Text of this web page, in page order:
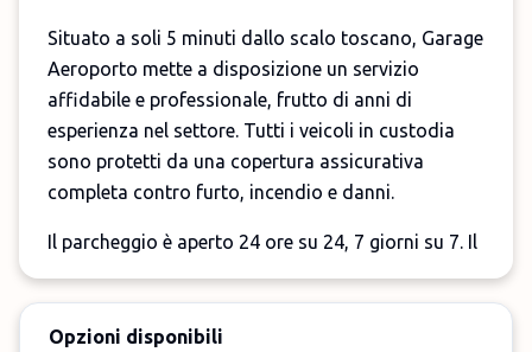
Situato a soli 5 minuti dallo scalo toscano, Garage
Aeroporto mette a disposizione un servizio
affidabile e professionale, frutto di anni di
esperienza nel settore. Tutti i veicoli in custodia
sono protetti da una copertura assicurativa
completa contro furto, incendio e danni.
Il parcheggio è aperto 24 ore su 24, 7 giorni su 7. Il
garantisce che la tua auto rimanga all'interno della
struttura per tutta la durata della sosta.
Opzioni disponibili